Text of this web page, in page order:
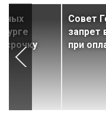
Совет
запрет
при